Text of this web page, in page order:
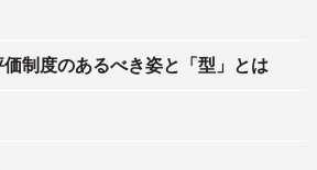
制度のあるべき姿と「型」とは